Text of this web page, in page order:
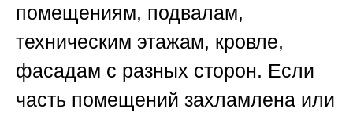
помещениям, подвалам,
техническим этажам, кровле,
фасадам с разных сторон. Если
часть помещений захламлена или